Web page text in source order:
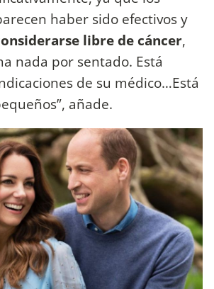
haber sido efectivos y
libre de cáncer,
nada por sentado. Está
de su médico…Está
añade.